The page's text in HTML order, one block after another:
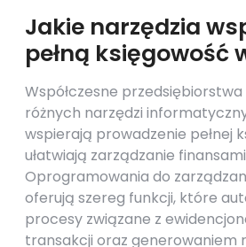
Jakie narzędzia
pełną księgowość
Współczesne
różnych narzędzi
wspierają prowadzenie pełnej
ułatwiają zarządzanie
Oprogramowania do
oferują szereg funkcji, które
procesy związane z
transakcji oraz generowaniem